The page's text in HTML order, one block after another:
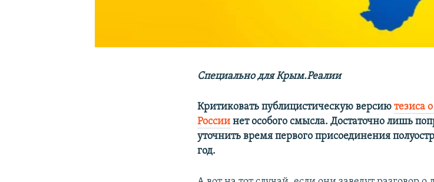
Специально для Крым.Реалии
Критиковать публицистическую версиютезиса
России нет особого смысла. Достаточно лишь
уточнить время первого присоединения
год.